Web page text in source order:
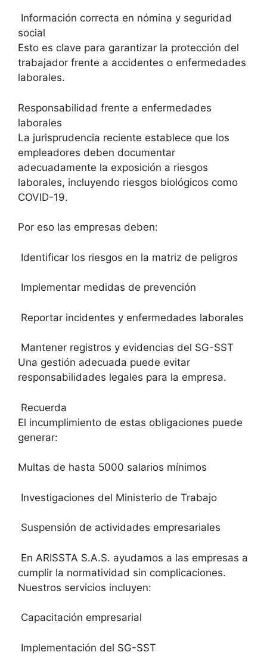
Información correcta en nómina y seguridad
social
Esto es clave para garantizar la protección del
trabajador frente a accidentes o enfermedades
laborales.
Responsabilidad frente a enfermedades
laborales
La jurisprudencia reciente establece que los
empleadores deben documentar
adecuadamente la exposición a riesgos
laborales, incluyendo riesgos biológicos como
COVID-19.
Por eso las empresas deben:
Identificar los riesgos en la matriz de peligros
Implementar medidas de prevención
Reportar incidentes y enfermedades laborales
Mantener registros y evidencias del SG-SST
Una gestión adecuada puede evitar
responsabilidades legales para la empresa.
Recuerda
El incumplimiento de estas obligaciones puede
generar:
Multas de hasta 5000 salarios mínimos
Investigaciones del Ministerio de Trabajo
Suspensión de actividades empresariales
En ARISSTA S.A.S. ayudamos a las empresas a
cumplir la normatividad sin complicaciones.
Nuestros servicios incluyen:
Capacitación empresarial
Implementación del SG-SST